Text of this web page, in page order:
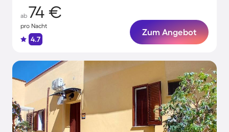
ab 74 €
pro Nacht
4.7
Zum Angebot